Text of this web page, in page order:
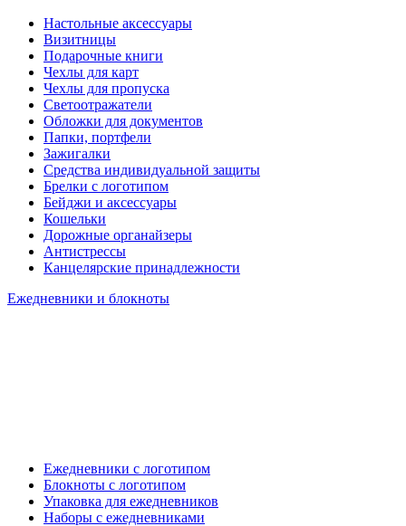
Настольные аксессуары
Визитницы
Подарочные книги
Чехлы для карт
Чехлы для пропуска
Светоотражатели
Обложки для документов
Папки, портфели
Зажигалки
Средства индивидуальной защиты
Брелки с логотипом
Бейджи и аксессуары
Кошельки
Дорожные органайзеры
Антистрессы
Канцелярские принадлежности
Ежедневники и блокноты
Ежедневники с логотипом
Блокноты с логотипом
Упаковка для ежедневников
Наборы с ежедневниками